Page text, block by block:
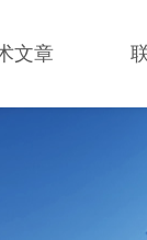
文章